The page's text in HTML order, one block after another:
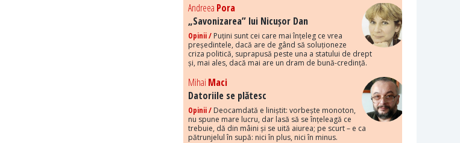
Andreea Pora
„Savonizarea” lui Nicușor Dan
Opinii / Puțini sunt cei care mai înțeleg ce vrea
președintele, dacă are de gând să soluționeze
criza politică, suprapusă peste una a statului de drept
și, mai ales, dacă mai are un dram de bună-credință.
Mihai Maci
Datoriile se plătesc
Opinii / Deocamdată e liniștit: vorbește monoton,
nu spune mare lucru, dar lasă să se înțeleagă ce
trebuie, dă din mâini și se uită aiurea; pe scurt – e ca
pătrunjelul în supă: nici în plus, nici în minus.